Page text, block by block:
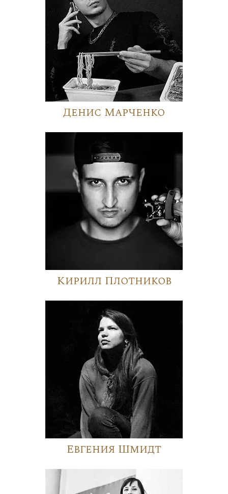
Денис Марченко
Кирилл Плотников
Евгения Шмидт